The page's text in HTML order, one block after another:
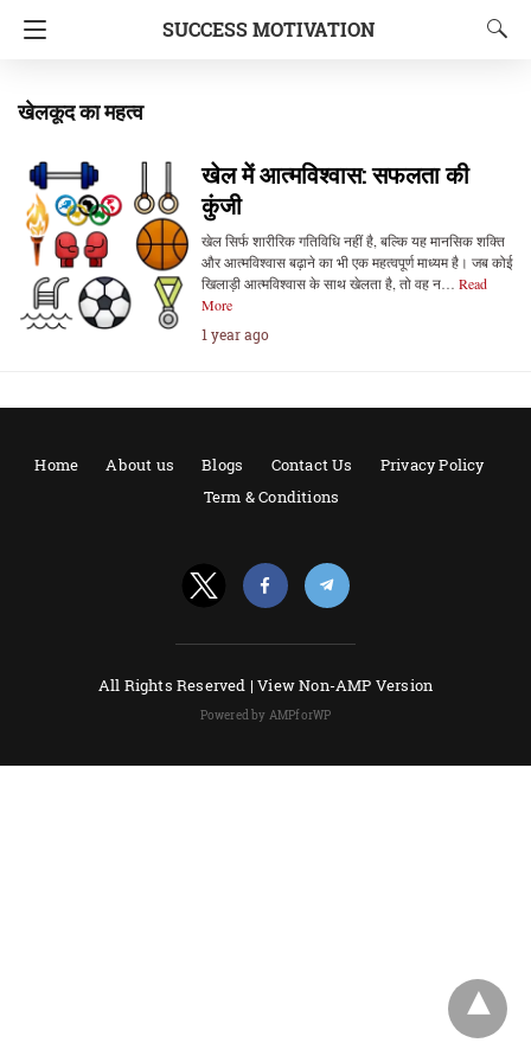
SUCCESS MOTIVATION
खेलकूद का महत्व
खेल में आत्मविश्वास: सफलता की
कुंजी
खेल सिर्फ शारीरिक गतिविधि नहीं है, बल्कि यह मानसिक शक्ति
और आत्मविश्वास बढ़ाने का भी एक महत्वपूर्ण माध्यम है। जब कोई
खिलाड़ी आत्मविश्वास के साथ खेलता है, तो वह न… Read
More
1 year ago
Home About us Blogs Contact Us
Privacy Policy
Term & Conditions
All Rights Reserved |View Non-AMP Version
Powered by AMPforWP